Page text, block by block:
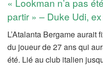
« Lookman n’a pas
partir » – Duke Udi,
L’Atalanta Bergame aurait
du joueur de 27 ans qui
été. Lié au club italien